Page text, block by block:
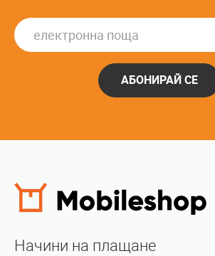
АБОНИРАЙ СЕ
Начини на плащане